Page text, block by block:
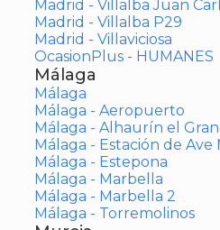
Madrid - Villalba Juan
Madrid - Villalba P29
Madrid - Villaviciosa
OcasionPlus - HUMANES
Málaga
Málaga
Málaga - Aeropuerto
Málaga - Alhaurín el
Málaga - Estación de
Málaga - Estepona
Málaga - Marbella
Málaga - Marbella 2
Málaga - Torremolinos